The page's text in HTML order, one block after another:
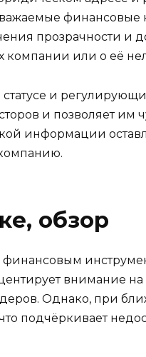
финансовые
прозрачности и
или о её
и
и позволяет им
информации
обзор
внимание на
Однако, при
подчёркивает